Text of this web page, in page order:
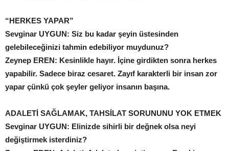
“HERKES YAPAR”
Sevginar UYGUN: Siz bu kadar şeyin üstesinden
gelebileceğinizi tahmin edebiliyor muydunuz?
Zeynep EREN: Kesinlikle hayır. İçine girdikten sonra herkes
yapabilir. Sadece biraz cesaret. Zayıf karakterli bir insan zor
yapar çünkü çok şeyler geliyor insanın başına.
ADALETİ SAĞLAMAK, TAHSİLAT SORUNUNU YOK ETMEK
Sevginar UYGUN: Elinizde sihirli bir değnek olsa neyi
değiştirmek isterdiniz?